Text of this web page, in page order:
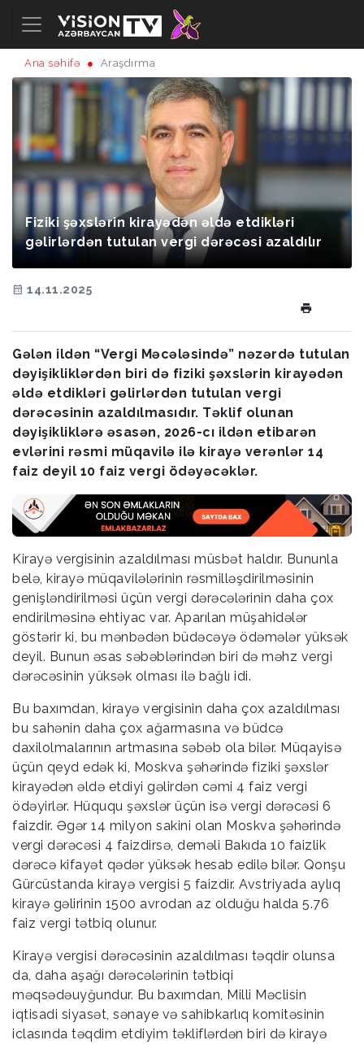
Ana səhifə Araşdırma
Fiziki şəxslərin kirayədən əldə etdikləri
gəlirlərdən tutulan vergi dərəcəsi azaldılır
14.11.2025
Gələn ildən “Vergi Məcələsində” nəzərdə tutulan
dəyişikliklərdən biri də fiziki şəxslərin kirayədən
əldə etdikləri gəlirlərdən tutulan vergi
dərəcəsinin azaldılmasıdır. Təklif olunan
dəyişikliklərə əsasən, 2026-cı ildən etibarən
evlərini rəsmi müqavilə ilə kirayə verənlər 14
faiz deyil 10 faiz vergi ödəyəcəklər.
Kirayə vergisinin azaldılması müsbət haldır. Bununla
belə, kirayə müqavilələrinin rəsmilləşdirilməsinin
genişləndirilməsi üçün vergi dərəcələrinin daha çox
endirilməsinə ehtiyac var. Aparılan müşahidələr
göstərir ki, bu mənbədən büdəcəyə ödəmələr yüksək
deyil. Bunun əsas səbəblərindən biri də məhz vergi
dərəcəsinin yüksək olması ilə bağlı idi.
Bu baxımdan, kirayə vergisinin daha çox azaldılması
bu sahənin daha çox ağarmasına və büdcə
daxilolmalarının artmasına səbəb ola bilər. Müqayisə
üçün qeyd edək ki, Moskva şəhərində fiziki şəxslər
kirayədən əldə etdiyi gəlirdən cəmi 4 faiz vergi
ödəyirlər. Hüququ şəxslər üçün isə vergi dərəcəsi 6
faizdir. Əgər 14 milyon sakini olan Moskva şəhərində
vergi dərəcəsi 4 faizdirsə, deməli Bakıda 10 faizlik
dərəcə kifayət qədər yüksək hesab edilə bilər. Qonşu
Gürcüstanda kirayə vergisi 5 faizdir. Avstriyada aylıq
kirayə gəlirinin 1500 avrodan az olduğu halda 5.76
faiz vergi tətbiq olunur.
Kirayə vergisi dərəcəsinin azaldılması təqdir olunsa
da, daha aşağı dərəcələrinin tətbiqi
məqsədəuyğundur. Bu baxımdan, Milli Məclisin
iqtisadi siyasət, sənaye və sahibkarlıq komitəsinin
iclasında təqdim etdiyim təkliflərdən biri də kirayə